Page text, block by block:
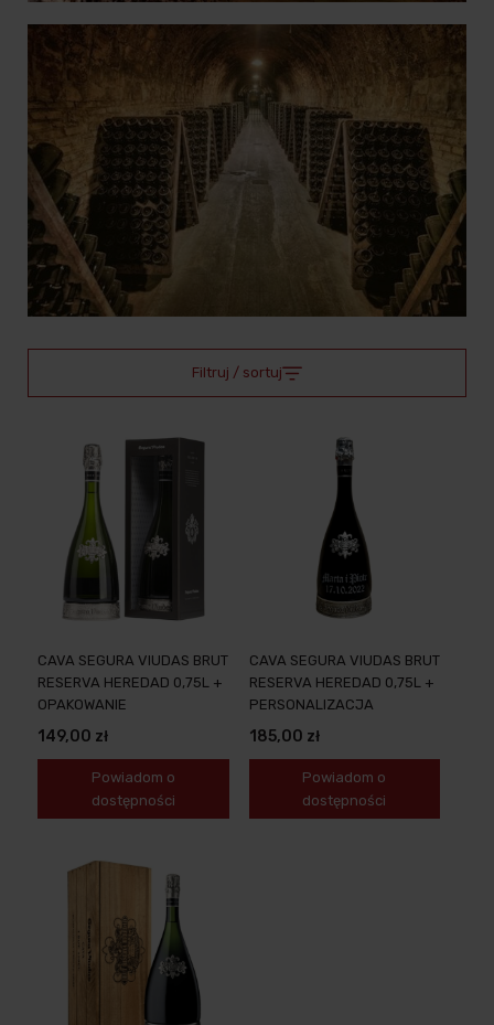
Filtruj / sortuj
CAVA SEGURA VIUDAS BRUT
RESERVA HEREDAD 0,75L +
OPAKOWANIE
149,00 zł
Powiadom o
dostępności
CAVA SEGURA VIUDAS BRUT
RESERVA HEREDAD 0,75L +
PERSONALIZACJA
185,00 zł
Powiadom o
dostępności